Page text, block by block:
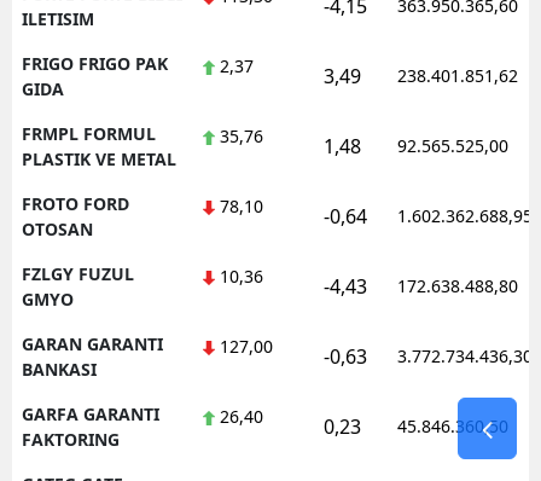
ILETISIM
-4,15 363.950.365,60
FRIGO FRIGO PAK
GIDA
2,37 3,49 238.401.851,62
FRMPL FORMUL
PLASTIK VE METAL
35,76 1,48 92.565.525,00
FROTO FORD
OTOSAN
78,10 -0,64 1.602.362.688,95
FZLGY FUZUL
GMYO
10,36 -4,43 172.638.488,80
GARAN GARANTI
BANKASI
127,00 -0,63 3.772.734.436,30
GARFA GARANTI
FAKTORING
26,40 0,23 45.846.360,50